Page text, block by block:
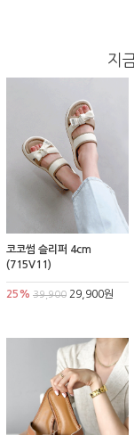
지
코코썸 슬리퍼 4cm
(715V11)
25% 39,900 29,900원